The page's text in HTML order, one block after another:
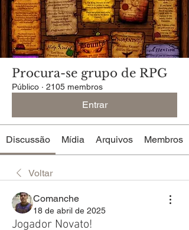
Procura-se grupo de RPG
Público · 2105 membros
Entrar
Discussão Mídia Arquivos Membros
Voltar
Comanche
18 de abril de 2025
Jogador Novato!